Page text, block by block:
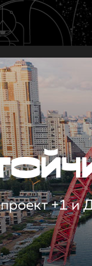
+1 и